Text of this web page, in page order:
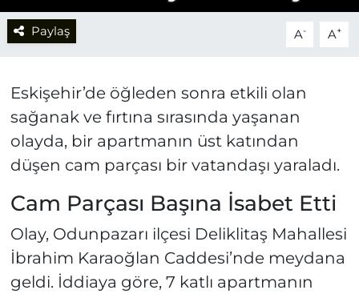
Paylaş A- A+
Eskişehir’de öğleden sonra etkili olan
sağanak ve fırtına sırasında yaşanan
olayda, bir apartmanın üst katından
düşen cam parçası bir vatandaşı yaraladı.
Cam Parçası Başına İsabet Etti
Olay, Odunpazarı ilçesi Deliklitaş Mahallesi
İbrahim Karaoğlan Caddesi’nde meydana
geldi. İddiaya göre, 7 katlı apartmanın